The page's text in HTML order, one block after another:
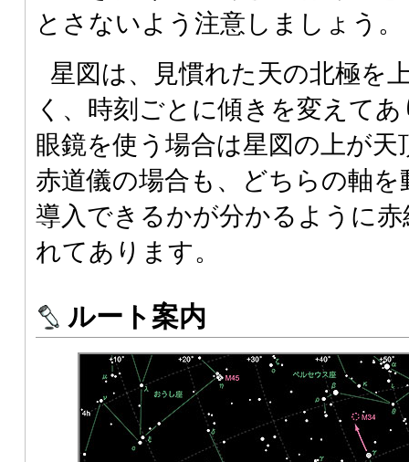
とさないよう注意しましょう。
星図は、見慣れた天の北極を
く、時刻ごとに傾きを変えて
眼鏡を使う場合は星図の上が
赤道儀の場合も、どちらの軸
導入できるかが分かるように
れてあります。
ルート案内